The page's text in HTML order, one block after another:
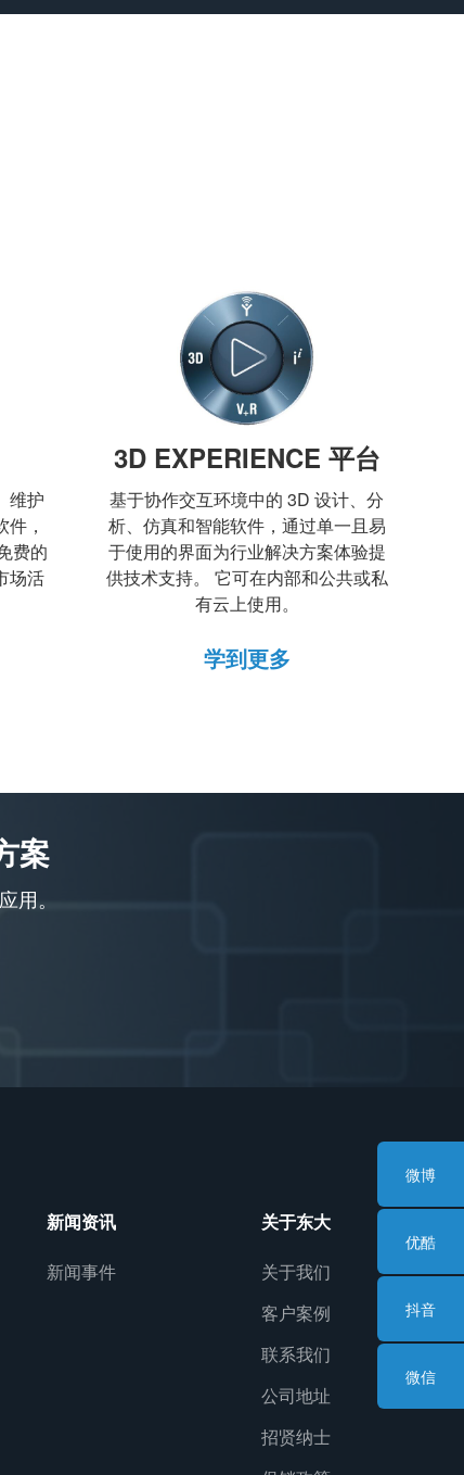
维护
，
费的
场活
3D EXPERIENCE 平台
基于协作交互环境中的 3D 设计、分
析、仿真和智能软件，通过单一且易
于使用的界面为行业解决方案体验提
供技术支持。 它可在内部和公共或私
有云上使用。
学到更多
案
用。
微博
优酷
抖音
微信
新闻资讯
新闻事件
关于东大
关于我们
客户案例
联系我们
公司地址
招贤纳士